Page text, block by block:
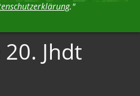
."
Jhdt